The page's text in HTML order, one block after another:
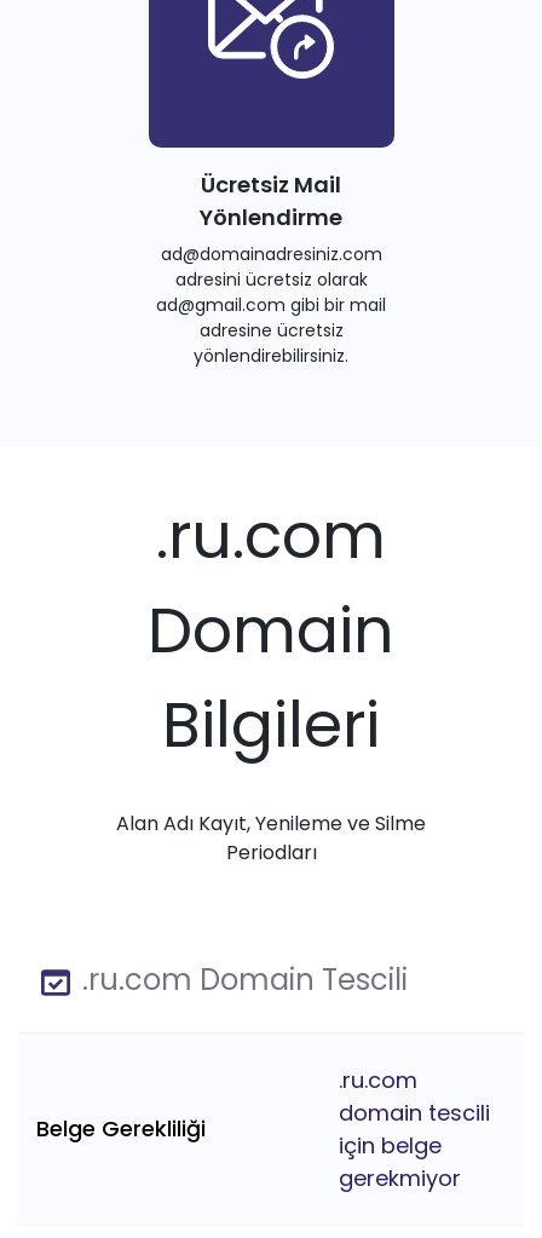
Ücretsiz Mail
Yönlendirme
ad@domainadresiniz.com
adresini ücretsiz olarak
ad@gmail.com gibi bir mail
adresine ücretsiz
yönlendirebilirsiniz.
.ru.com
Domain
Bilgileri
Alan Adı Kayıt, Yenileme ve Silme
Periodları
.ru.com Domain Tescili
Belge Gerekliliği
.ru.com
domain tescili
için belge
gerekmiyor